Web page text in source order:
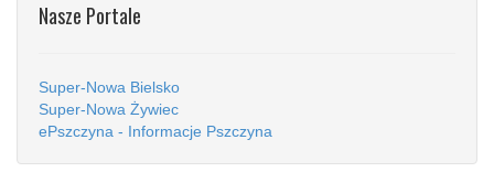
Nasze Portale
Super-Nowa Bielsko
Super-Nowa Żywiec
ePszczyna - Informacje Pszczyna